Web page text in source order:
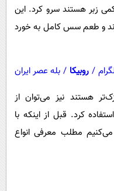
زبر هستند سرو کرد. این
و طعم سس کامل به خورد
/ روبیکا / بله عصر ایران
هستند نیز می‌توان از
کرد. قبل از اینکه با
مطلب معرفی انواع